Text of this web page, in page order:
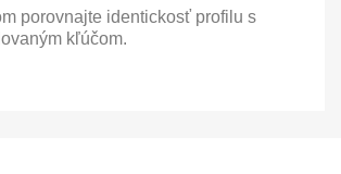
porovnajte identickosť profilu s
kľúčom.